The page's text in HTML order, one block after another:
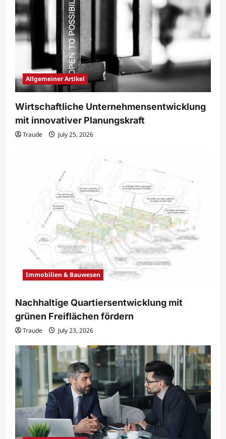
Allgemeiner Artikel
Wirtschaftliche Unternehmensentwicklung
mit innovativer Planungskraft
Traude July 25, 2026
Immobilien & Bauwesen
Nachhaltige Quartiersentwicklung mit
grünen Freiflächen fördern
Traude July 23, 2026